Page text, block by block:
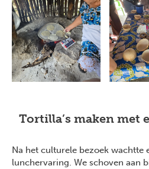
Tortilla’s maken met
Na het culturele bezoek wachtte
lunchervaring. We schoven aan